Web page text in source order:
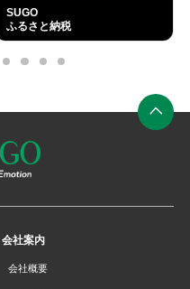
SUGO
ふるさと納税
外
部
5 6 7 8
の
会社案内
会社概要